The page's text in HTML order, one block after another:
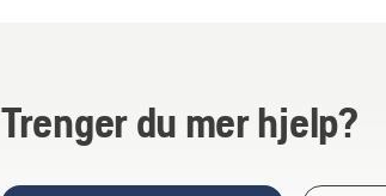
Trenger du mer hjelp?